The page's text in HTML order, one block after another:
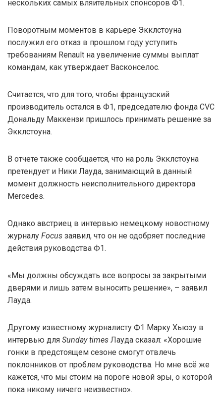
нескольких самых вляительных спонсоров Ф1.
Поворотным моментов в карьере Экклстоуна
послужил его отказ в прошлом году уступить
требованиям Renault на увеличение суммы выплат
командам, как утверждает Васконселос.
Считается, что для того, чтобы французский
производитель остался в Ф1, председателю фонда CVC
Дональду Маккензи пришлось принимать решение за
Экклстоуна.
В отчете также сообщается, что на роль Экклстоуна
претендует и Ники Лауда, занимающий в данный
момент должность неисполнительного директора
Mercedes.
Однако австриец в интервью немецкому новостному
журналу Focus заявил, что он не одобряет последние
действия руководства Ф1.
«Мы должны обсуждать все вопросы за закрытыми
дверями и лишь затем выносить решение», – заявил
Лауда.
Другому известному журналисту Ф1 Марку Хьюзу в
интервью для Sunday times Лауда сказал: «Хорошие
гонки в предстоящем сезоне смогут отвлечь
поклонников от проблем руководства. Но мне всё же
кажется, что мы стоим на пороге новой эры, о которой
пока никому ничего неизвестно».